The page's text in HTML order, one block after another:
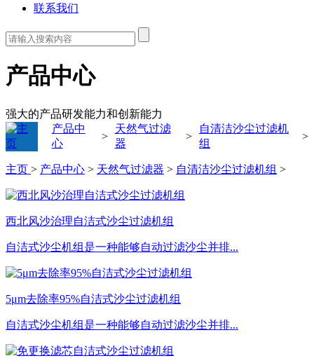
联系我们
产品中心
强大的产品研发能力和创新能力
产品中
心
>
天然气过滤
器
>
自清洁沙尘过滤机
组
>
主页 > 产品中心 > 天然气过滤器 > 自清洁沙尘过滤机组 >
西北风沙治理自洁式沙尘过滤机组
自洁式沙尘机组是一种能够自动过滤沙尘并排...
5μm去除率95%自洁式沙尘过滤机组
自洁式沙尘机组是一种能够自动过滤沙尘并排...